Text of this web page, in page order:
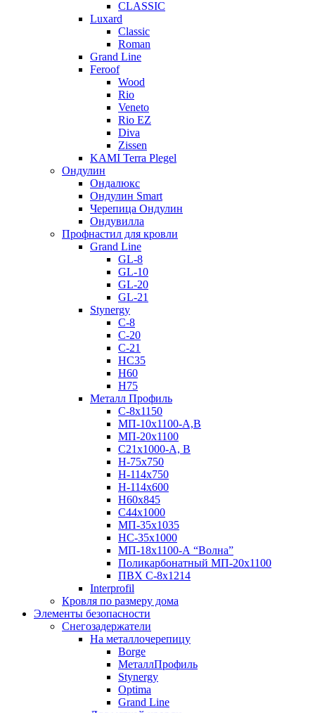
CLASSIC
Luxard
Classic
Roman
Grand Line
Feroof
Wood
Rio
Veneto
Rio EZ
Diva
Zissen
KAMI Terra Plegel
Ондулин
Ондалюкс
Ондулин Smart
Черепица Ондулин
Ондувилла
Профнастил для кровли
Grand Line
GL-8
GL-10
GL-20
GL-21
Stynergy
C-8
C-20
C-21
НС35
Н60
H75
Металл Профиль
С-8х1150
МП-10x1100-А,В
МП-20х1100
С21х1000-А, В
H-75х750
Н-114х750
Н-114х600
Н60х845
С44х1000
МП-35х1035
НС-35х1000
МП-18х1100-А “Волна”
Поликарбонатный МП-20х1100
ПВХ С-8х1214
Interprofil
Кровля по размеру дома
Элементы безопасности
Снегозадержатели
На металлочерепицу
Borge
МеталлПрофиль
Stynergy
Optima
Grand Line